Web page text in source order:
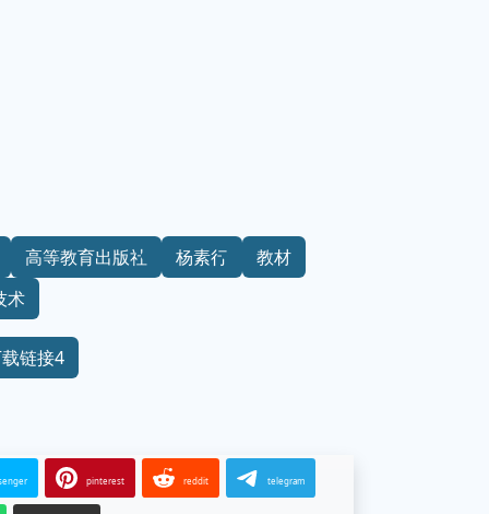
高等教育出版社 杨素行
教材
术
链接4
pinterest reddit telegram